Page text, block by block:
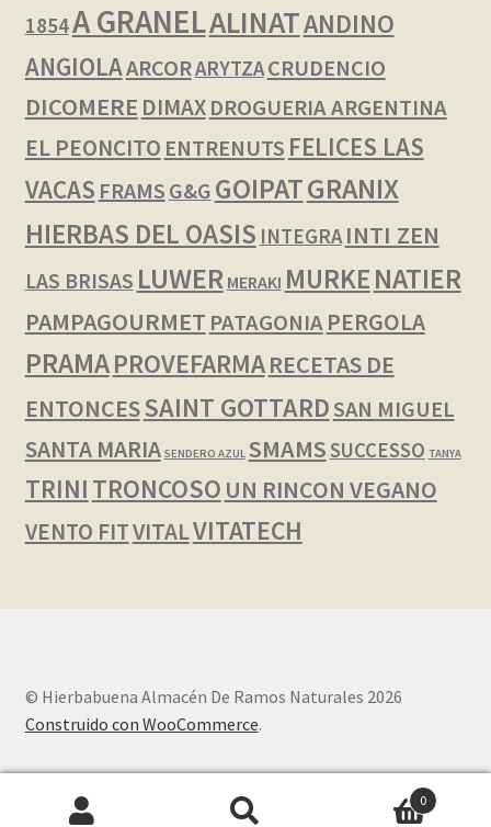
1854A GRANELALINATANDINO
ANGIOLAARCORARYTZACRUDENCIO
DICOMERE DIMAX DROGUERIA ARGENTINA
EL PEONCITO ENTRENUTS FELICES LAS
VACAS FRAMS G&G GOIPATGRANIX
HIERBAS DEL OASIS INTEGRA INTI ZEN
LAS BRISAS LUWER MERAKI MURKENATIER
PAMPAGOURMET PATAGONIA PERGOLA
PRAMAPROVEFARMARECETAS DE
ENTONCESSAINT GOTTARDSAN MIGUEL
SANTA MARIA SENDERO AZUL SMAMSSUCCESSO TANYA
TRINI TRONCOSO UN RINCON VEGANO
VENTO FITVITALVITATECH
© Hierbabuena Almacén De Ramos Naturales 2026
Construido con WooCommerce.
0